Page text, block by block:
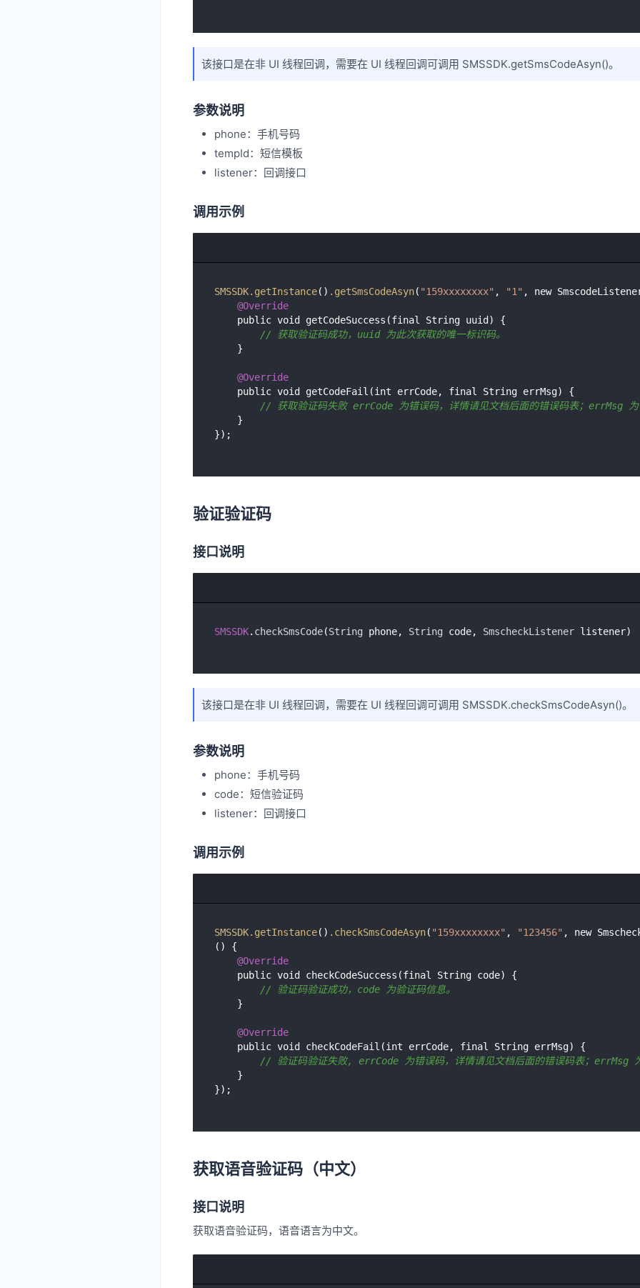
该接口是在非 UI 线程回调，需要在 UI 线程回调可调用 SMSSDK.getSmsCodeAsyn()。
参数说明
phone：手机号码
tempId：短信模板
listener：回调接口
调用示例
SMSSDK.getInstance() .getSmsCodeAsyn( "159xxxxxxxx" , "1" , new
@Override
// 获取验证码成功，uuid 为此次获取的唯一标识码。
@Override
// 获取验证码失败 errCode 为错误码，详情请见文档后面的错误码表；errMsg 为
验证验证码
接口说明
SMSSDK. checkSmsCode(String phone, String code, SmscheckListener
该接口是在非 UI 线程回调，需要在 UI 线程回调可调用 SMSSDK.checkSmsCodeAsyn()。
参数说明
phone：手机号码
code：短信验证码
listener：回调接口
调用示例
SMSSDK.getInstance() .checkSmsCodeAsyn( "159xxxxxxxx" , "123456" , new
() {
@Override
// 验证码验证成功，code 为验证码信息。
@Override
// 验证码验证失败, errCode 为错误码，详情请见文档后面的错误码表；errMsg 为
获取语音验证码（中文）
接口说明
获取语音验证码，语音语言为中文。